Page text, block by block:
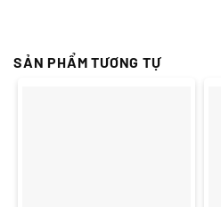
SẢN PHẨM TƯƠNG TỰ